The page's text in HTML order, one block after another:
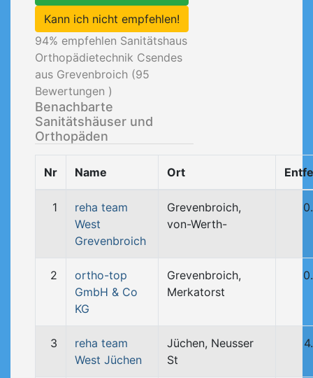
Kann ich nicht empfehlen!
94% empfehlen Sanitätshaus
Orthopädietechnik Csendes
aus Grevenbroich (95
Bewertungen )
Benachbarte
Sanitätshäuser und
Orthopäden
Nr Name Ort
1
reha team
West
Grevenbroich
Grevenbroich,
von-Werth-
2
ortho-top
GmbH & Co
KG
Grevenbroich,
Merkatorst
3
reha team
West Jüchen
Jüchen, Neusser
St